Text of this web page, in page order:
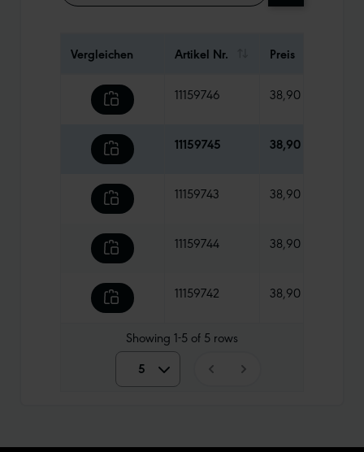
Vergleichen Artikel Nr. Preis
11159746 38,90 €
11159745 38,90 €
11159743 38,90 €
11159744 38,90 €
11159742 38,90 €
Showing 1-5of 5 rows
5 5